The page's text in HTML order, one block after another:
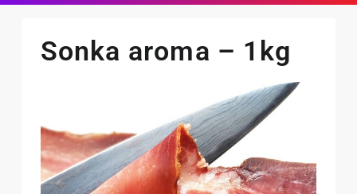
Sonka aroma – 1kg